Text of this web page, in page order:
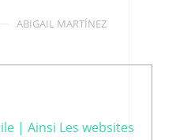
ABIGAIL MARTÍNEZ
| Ainsi Les websites